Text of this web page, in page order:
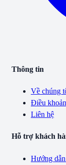
Thông tin
Về chúng
Điều
Liên hệ
Hỗ trợ khách
Hướng